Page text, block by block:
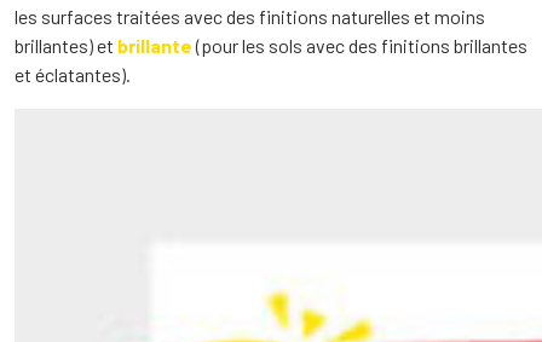
les surfaces traitées avec des finitions naturelles et moins
brillantes) et brillante(pour les sols avec des finitions brillantes
et éclatantes).